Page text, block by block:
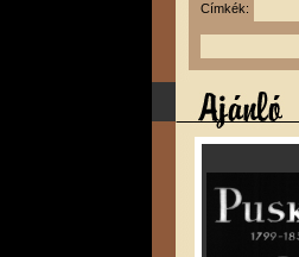
Címkék: